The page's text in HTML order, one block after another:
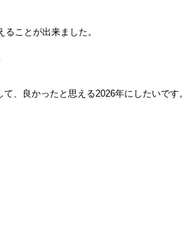
ことが出来ました。
、良かったと思える2026年にしたいです。